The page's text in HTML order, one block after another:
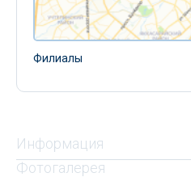
Филиалы
Информация
Фотогалерея